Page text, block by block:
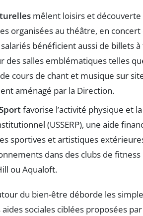
mêlent loisirs et
organisées au théâtre, en concert
bénéficient aussi de billets
des salles emblématiques telles
cours de chant et musique sur
aménagé par la Direction.
favorise l’activité physique et
(USSERP), une aide
sportives et artistiques
dans des clubs de
ou Aqualoft.
du bien-être déborde les
sociales ciblées proposées